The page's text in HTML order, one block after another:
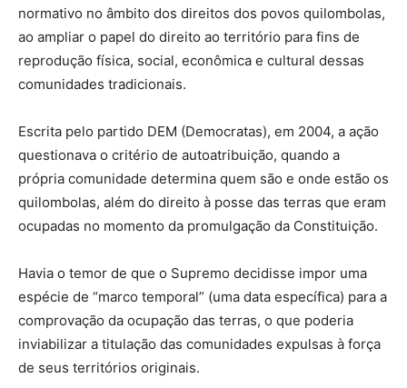
normativo no âmbito dos direitos dos povos quilombolas,
ao ampliar o papel do direito ao território para fins de
reprodução física, social, econômica e cultural dessas
comunidades tradicionais.
Escrita pelo partido DEM (Democratas), em 2004, a ação
questionava o critério de autoatribuição, quando a
própria comunidade determina quem são e onde estão os
quilombolas, além do direito à posse das terras que eram
ocupadas no momento da promulgação da Constituição.
Havia o temor de que o Supremo decidisse impor uma
espécie de “marco temporal” (uma data específica) para a
comprovação da ocupação das terras, o que poderia
inviabilizar a titulação das comunidades expulsas à força
de seus territórios originais.